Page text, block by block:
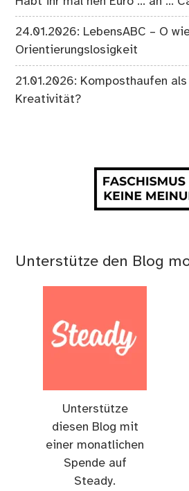
24.01.2026: LebensABC – O
Orientierungslosigkeit
21.01.2026: Komposthaufen
Kreativität?
Unterstütze den Blog
Unterstütze
diesen Blog mit
einer monatlichen
Spende auf
Steady.